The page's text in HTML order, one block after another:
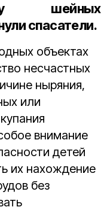
шейных
спасатели.
объектах
несчастных
ныряния,
или
внимание
детей
их нахождение
без